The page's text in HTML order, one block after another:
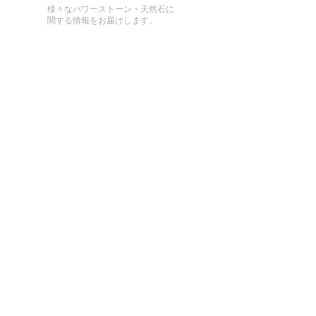
様々なパワーストーン・天然石に
関する情報をお届けします。